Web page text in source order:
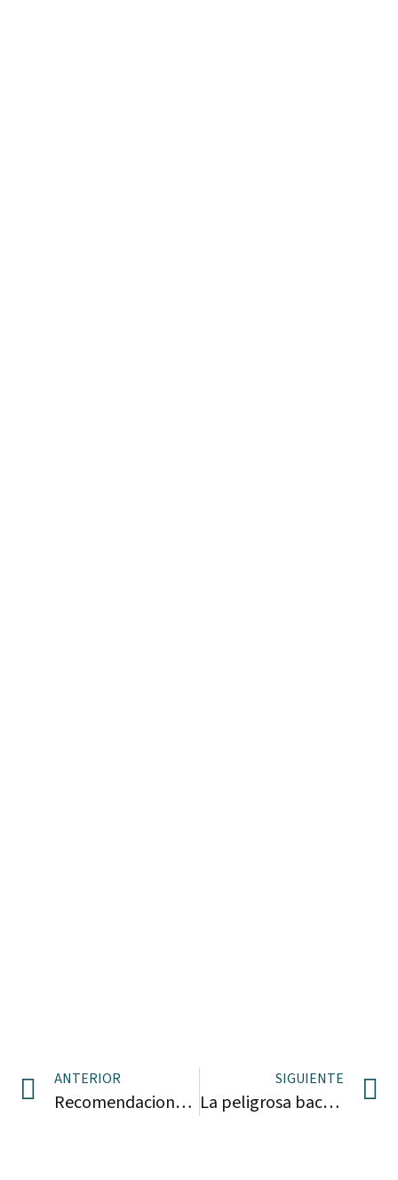
ANTERIOR
Recomendaciones para agricultores frente al Coronavirus
SIGUIENTE
La peligrosa bacteria que afecta a los olivos: el otro ‘coronavirus’